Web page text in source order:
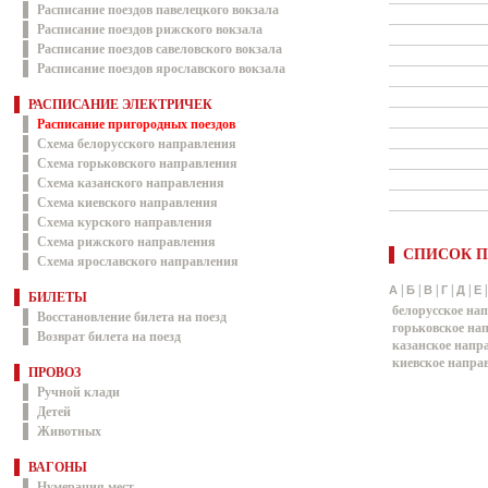
Расписание поездов павелецкого вокзала
Расписание поездов рижского вокзала
Расписание поездов савеловского вокзала
Расписание поездов ярославского вокзала
РАСПИСАНИЕ ЭЛЕКТРИЧЕК
Расписание пригородных поездов
Схема белорусского направления
Схема горьковского направления
Схема казанского направления
Схема киевского направления
Схема курского направления
Схема рижского направления
Схема ярославского направления
БИЛЕТЫ
Восстановление билета на поезд
Возврат билета на поезд
ПРОВОЗ
Ручной клади
Детей
Животных
ВАГОНЫ
СПИСОК
А Б В Г Д Е
белорусское
горьковское
казанское
киевское